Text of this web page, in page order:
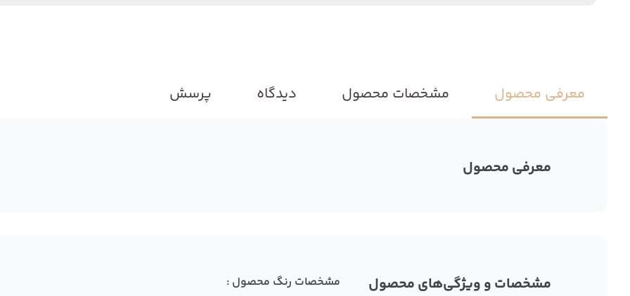
معرفی محصول مشخصات محصول دیدگاه پرسش
معرفی محصول
مشخصات و ویژگی‌های محصول مشخصات رنگ محصول :